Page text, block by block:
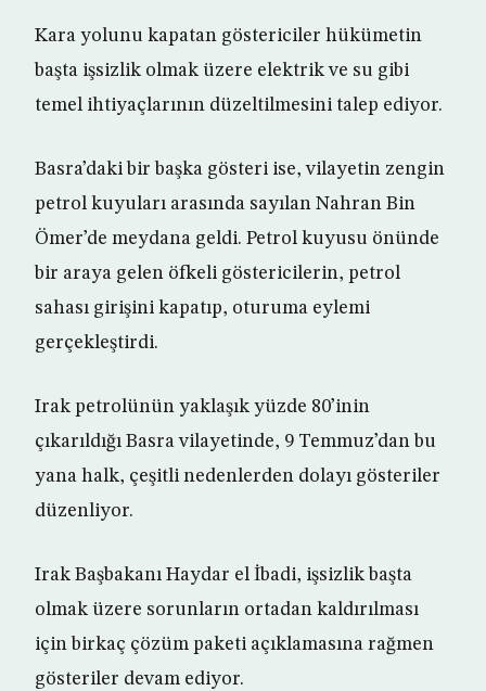
Kara yolunu kapatan göstericiler hükümetin
başta işsizlik olmak üzere elektrik ve su gibi
temel ihtiyaçlarının düzeltilmesini talep ediyor.
Basra’daki bir başka gösteri ise, vilayetin zengin
petrol kuyuları arasında sayılan Nahran Bin
Ömer’de meydana geldi. Petrol kuyusu önünde
bir araya gelen öfkeli göstericilerin, petrol
sahası girişini kapatıp, oturuma eylemi
gerçekleştirdi.
Irak petrolünün yaklaşık yüzde 80’inin
çıkarıldığı Basra vilayetinde, 9 Temmuz’dan bu
yana halk, çeşitli nedenlerden dolayı gösteriler
düzenliyor.
Irak Başbakanı Haydar el İbadi, işsizlik başta
olmak üzere sorunların ortadan kaldırılması
için birkaç çözüm paketi açıklamasına rağmen
gösteriler devam ediyor.